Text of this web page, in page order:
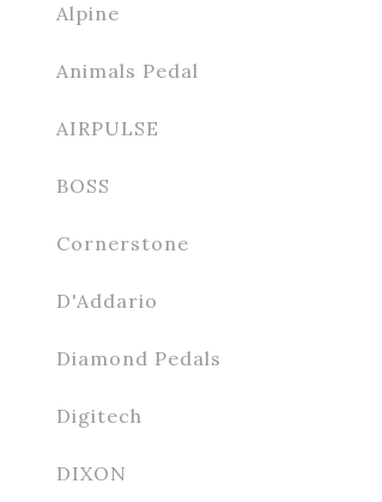
Alpine
Animals Pedal
AIRPULSE
BOSS
Cornerstone
D'Addario
Diamond Pedals
Digitech
DIXON